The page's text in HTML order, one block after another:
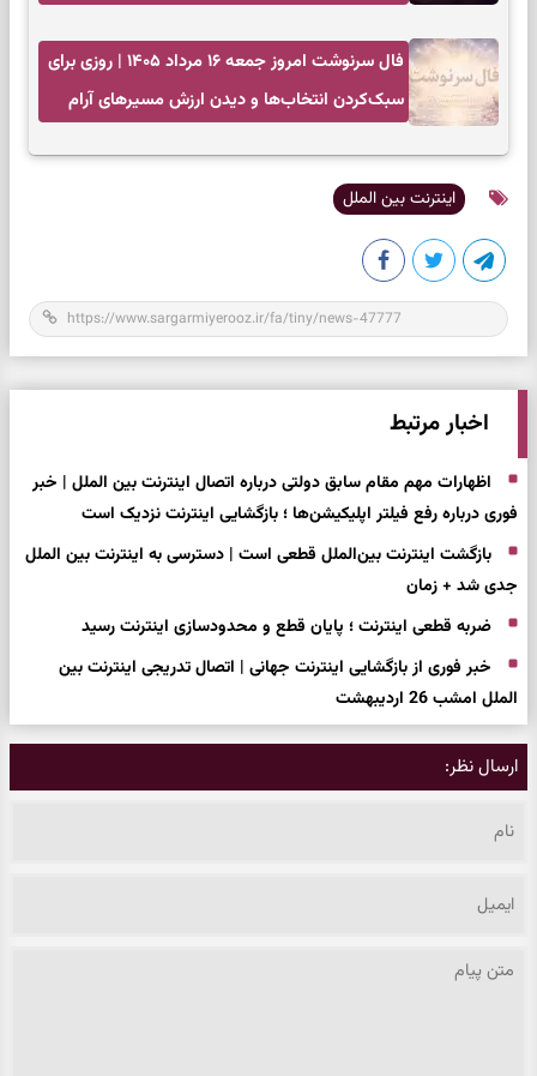
فال سرنوشت امروز جمعه ۱۶ مرداد ۱۴۰۵ | روزی برای
سبک‌کردن انتخاب‌ها و دیدن ارزش مسیرهای آرام
اینترنت بین الملل
اخبار مرتبط
اظهارات مهم مقام سابق دولتی درباره اتصال اینترنت بین الملل | خبر
فوری درباره رفع فیلتر اپلیکیشن‌ها ؛ بازگشایی اینترنت نزدیک است
بازگشت اینترنت بین‌الملل قطعی است | دسترسی به اینترنت بین الملل
جدی شد + زمان
ضربه قطعی اینترنت ؛ پایان قطع و محدودسازی اینترنت رسید
خبر فوری از بازگشایی اینترنت جهانی | اتصال تدریجی اینترنت بین
الملل امشب 26 اردیبهشت
ارسال نظر: